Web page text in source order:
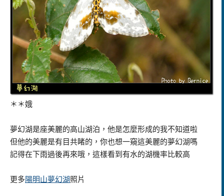
＊＊娥
夢幻湖是座美麗的高山湖泊，他是怎麼形成的我不知道啦
但他的美麗是有目共睹的，你也想一窺這美麗的夢幻湖嗎
記得在下雨過後再來哦，這樣看到有水的湖機率比較高
更多陽明山夢幻湖照片